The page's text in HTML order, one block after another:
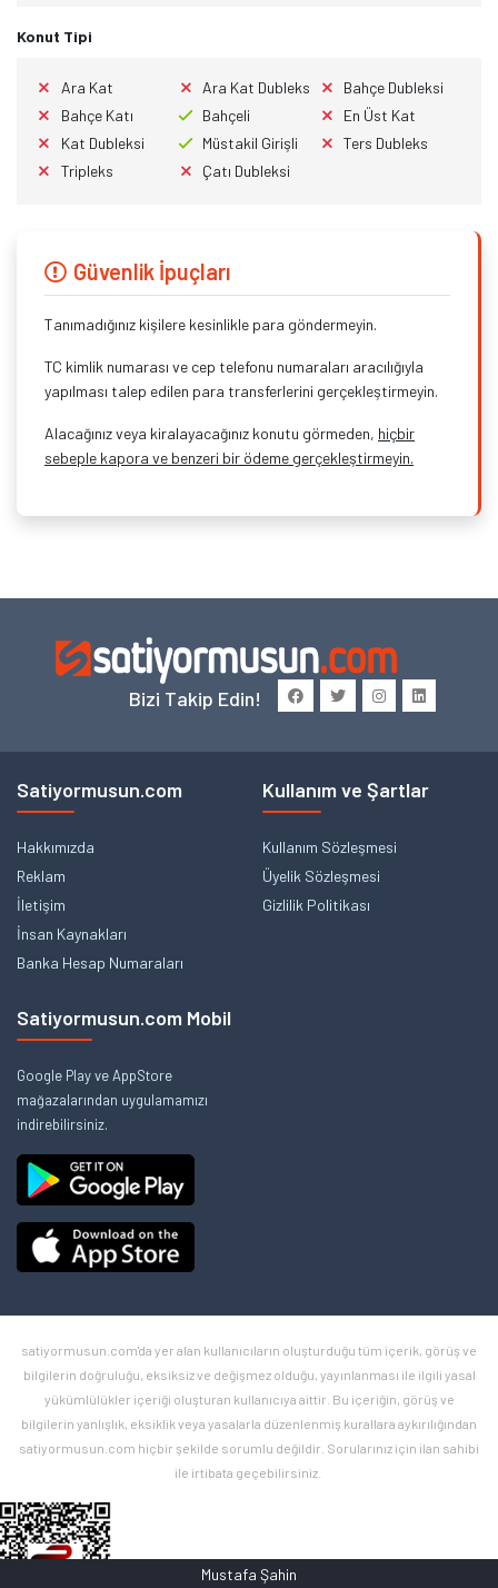
Mustafa Şahin
Konut Tipi
Ara Kat Ara Kat Dubleks
Bahçe Dubleksi
Bahçe Katı
Bahçeli
En Üst Kat
Kat Dubleksi
Müstakil Girişli
Ters Dubleks
Tripleks
Çatı Dubleksi
Güvenlik İpuçları
Tanımadığınız kişilere kesinlikle para göndermeyin.
TC kimlik numarası ve cep telefonu numaraları aracılığıyla
yapılması talep edilen para transferlerini gerçekleştirmeyin.
Alacağınız veya kiralayacağınız konutu görmeden, hiçbir
sebeple kapora ve benzeri bir ödeme gerçekleştirmeyin.
Bizi Takip Edin!
Satiyormusun.com
Hakkımızda
Reklam
İletişim
İnsan Kaynakları
Banka Hesap Numaraları
Kullanım ve Şartlar
Kullanım Sözleşmesi
Üyelik Sözleşmesi
Gizlilik Politikası
Satiyormusun.com Mobil
Google Play ve AppStore
mağazalarından uygulamamızı
indirebilirsiniz.
satiyormusun.com'da yer alan kullanıcıların oluşturduğu tüm içerik, görüş ve
bilgilerin doğruluğu, eksiksiz ve değişmez olduğu, yayınlanması ile ilgili yasal
yükümlülükler içeriği oluşturan kullanıcıya aittir. Bu içeriğin, görüş ve
bilgilerin yanlışlık, eksiklik veya yasalarla düzenlenmiş kurallara aykırılığından
satiyormusun.com hiçbir şekilde sorumlu değildir. Sorularınız için ilan sahibi
ile irtibata geçebilirsiniz.